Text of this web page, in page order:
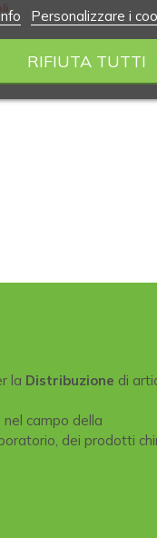
la Distribuzione di
campo della
dei prodotti
Personalizzare i
RIFIUTA TUTTI